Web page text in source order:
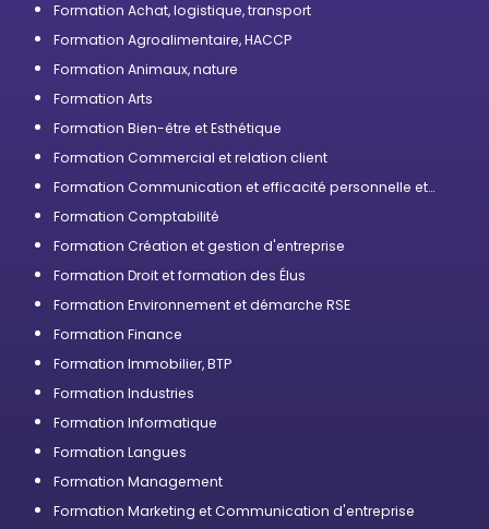
Formation Achat, logistique, transport
Formation Agroalimentaire, HACCP
Formation Animaux, nature
Formation Arts
Formation Bien-être et Esthétique
Formation Commercial et relation client
Formation Communication et efficacité personnelle et
Formation Comptabilité
Formation Création et gestion d'entreprise
Formation Droit et formation des Élus
Formation Environnement et démarche RSE
Formation Finance
Formation Immobilier, BTP
Formation Industries
Formation Informatique
Formation Langues
Formation Management
Formation Marketing et Communication d'entreprise